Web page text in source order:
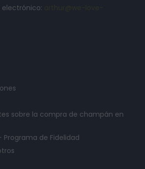
electrónico:
sobre la compra de champán en
de Fidelidad